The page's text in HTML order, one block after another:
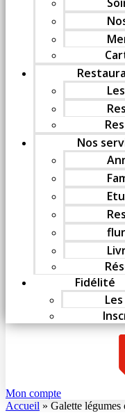
Nos
Fidélité
Mon compte
Accueil » Galette légumes